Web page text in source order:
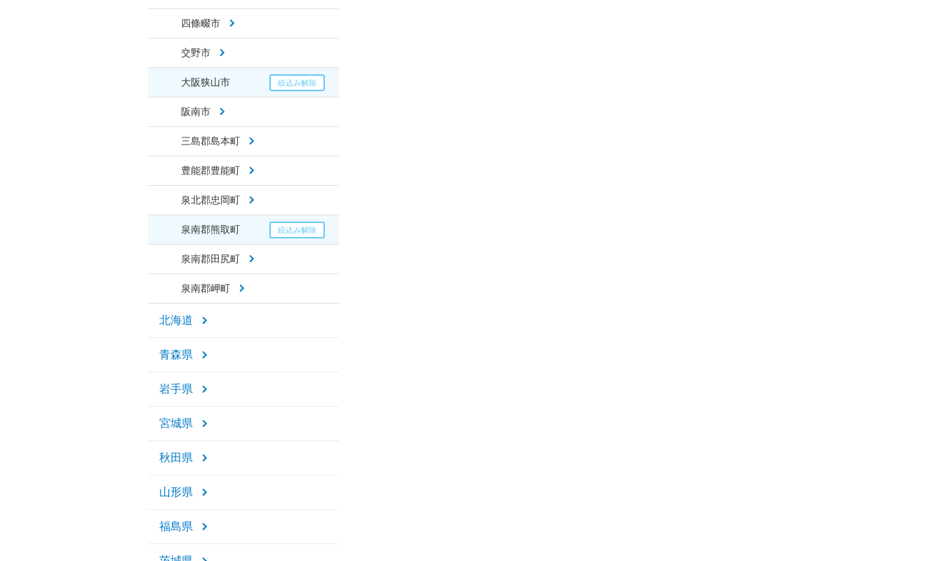
四條畷市
交野市
大阪狭山市
阪南市
三島郡島本町
豊能郡豊能町
泉北郡忠岡町
泉南郡熊取町
泉南郡田尻町
泉南郡岬町
北海道
青森県
岩手県
宮城県
秋田県
山形県
福島県